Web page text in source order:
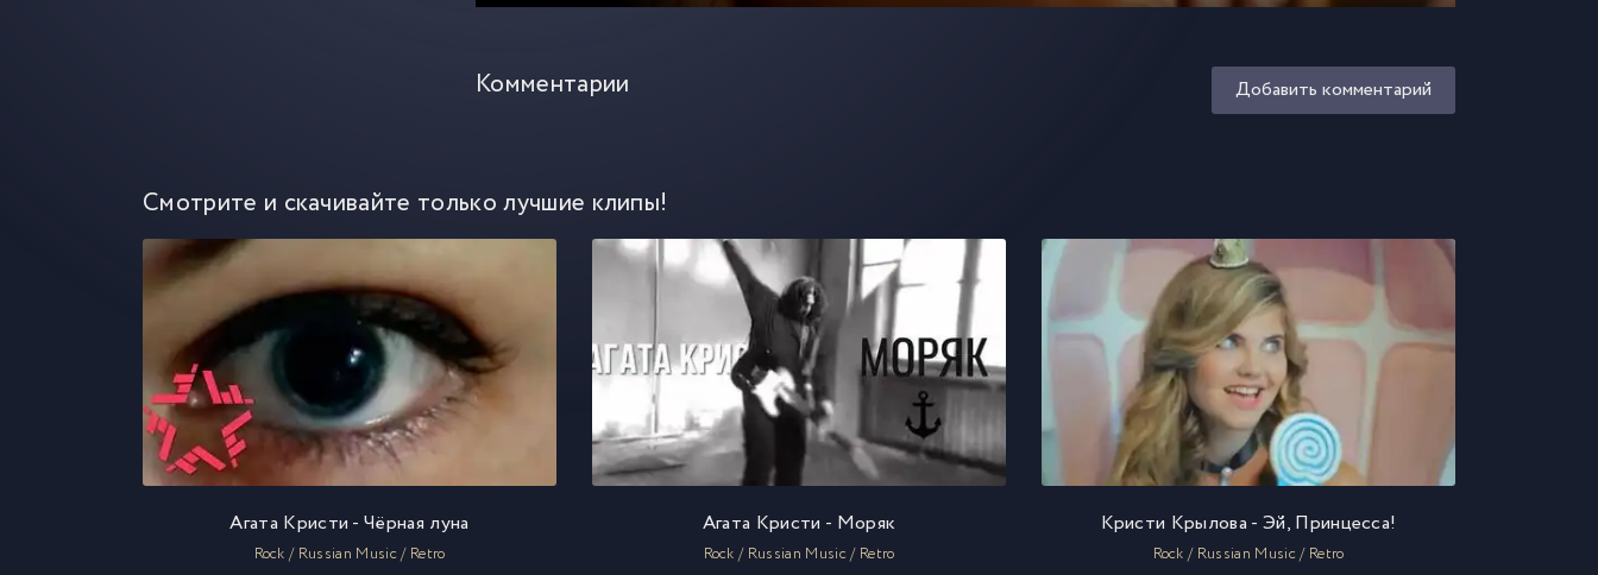
Комментарии Добавить комментарий
Смотрите и скачивайте только лучшие клипы!
Агата Кристи - Чёрная луна
Rock / Russian Music / Retro
Агата Кристи - Моряк
Rock / Russian Music / Retro
Кристи Крылова - Эй, Принцесса!
Rock / Russian Music / Retro